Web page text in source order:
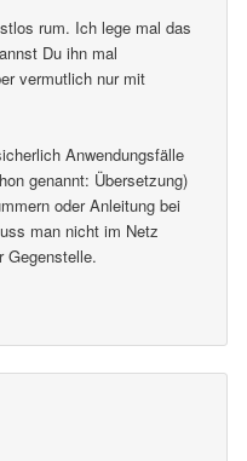
rum. Ich lege mal das
Du ihn mal
vermutlich nur mit
Anwendungsfälle
genannt: Übersetzung)
oder Anleitung bei
man nicht im Netz
Gegenstelle.